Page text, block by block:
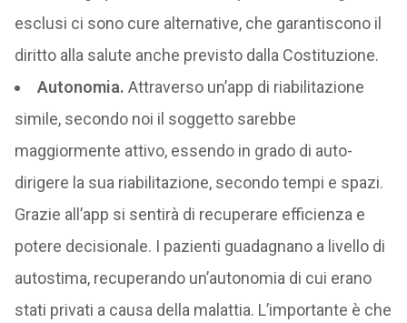
esclusi ci sono cure alternative, che garantiscono il
diritto alla salute anche previsto dalla Costituzione.​
Autonomia. Attraverso un’app di riabilitazione
simile, secondo noi il soggetto sarebbe
maggiormente attivo, essendo in grado di auto-
dirigere la sua riabilitazione, secondo tempi e spazi.
Grazie all’app si sentirà di recuperare efficienza e
potere decisionale. I pazienti guadagnano a livello di
autostima, recuperando un’autonomia di cui erano
stati privati a causa della malattia. L’importante è che